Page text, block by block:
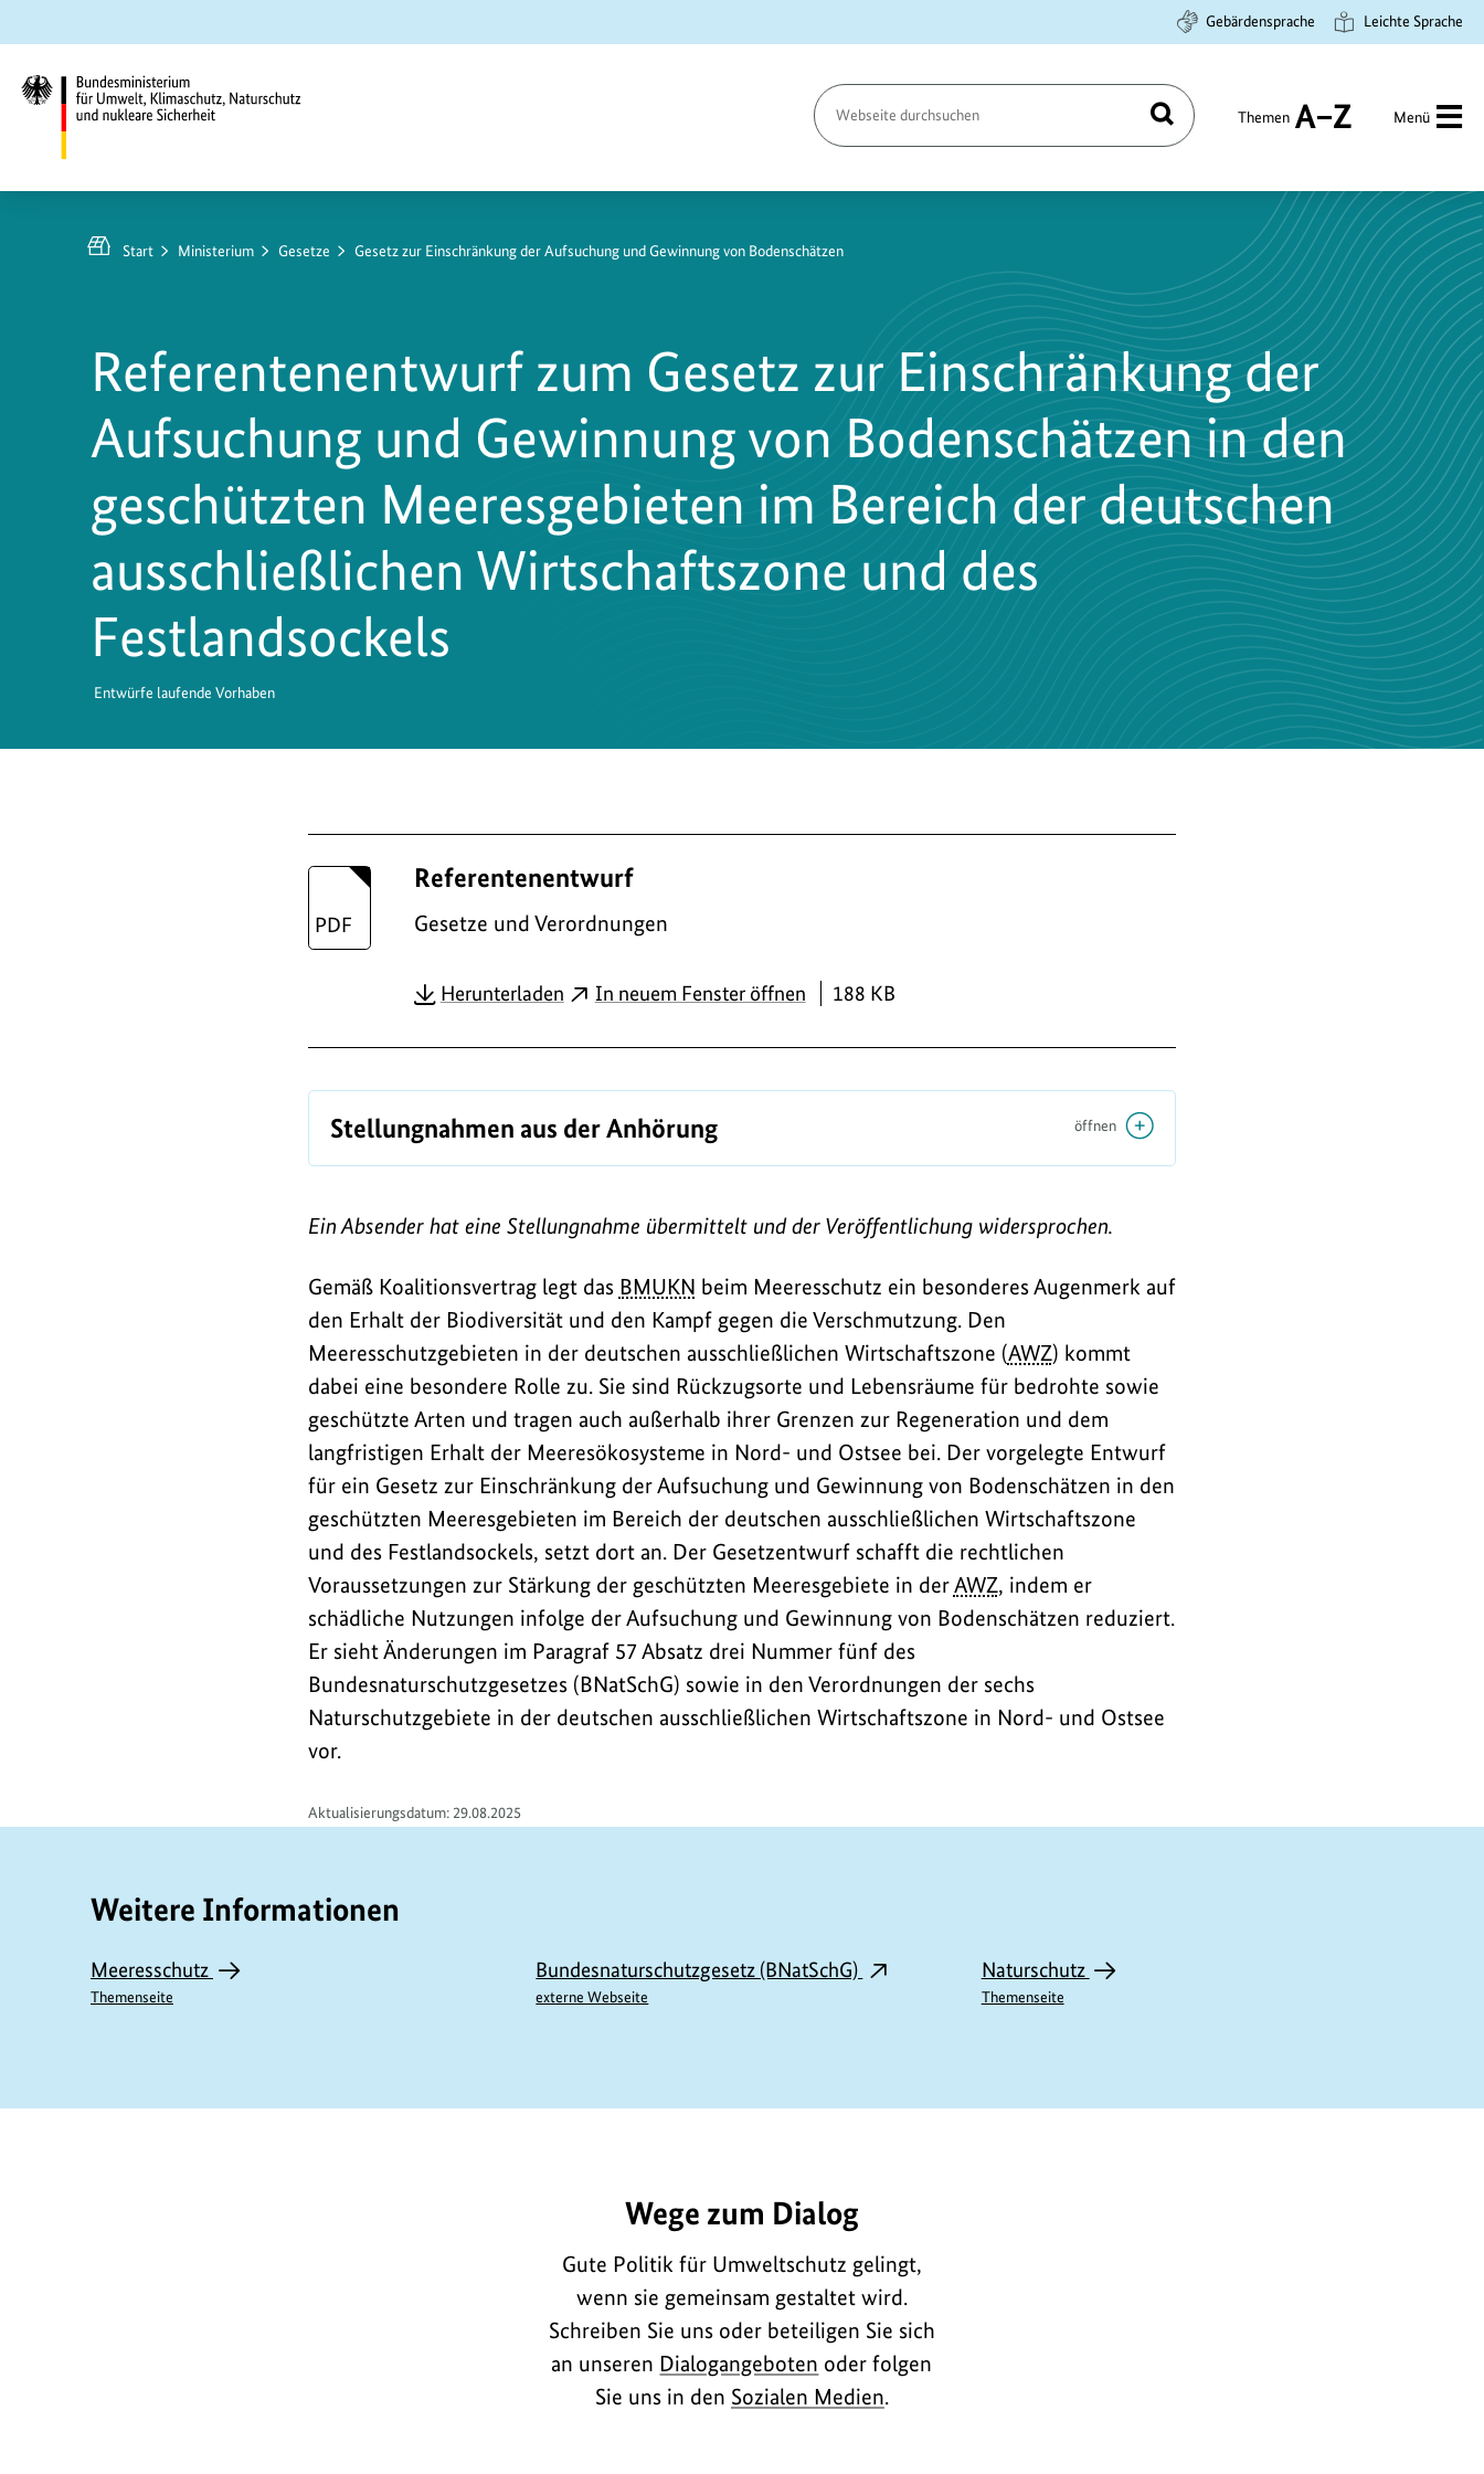
Hauptinhalt
springen
Suche
springen
Hauptnavigation
springen
Gebärdensprache Leichte Sprache
Umwelt,
Klimaschutz,
Sicherheit
Seite
durchsuchen
Suchen Themen
A
Menü
Start Ministerium Gesetze Gesetz zur Einschränkung der Aufsuchung und Gewinnung von Bodenschätzen
Referentenentwurf zum Gesetz zur Einschränkung der
Aufsuchung und Gewinnung von Bodenschätzen in den
geschützten Meeresgebieten im Bereich der deutschen
ausschließlichen Wirtschaftszone und des
Festlandsockels
Entwürfe laufende Vorhaben
w
o
a
s
L
i
n
k
s
Referentenentwurf
Gesetze und Verordnungen
HerunterladenPDFIn neuem Fenster öffnen 188 KB
Stellungnahmen aus der Anhörung öffnen
Ein Absender hat eine Stellungnahme übermittelt und der Veröffentlichung widersprochen.
Gemäß Koalitionsvertrag legt das BMUKN beim Meeresschutz ein besonderes Augenmerk auf
den Erhalt der Biodiversität und den Kampf gegen die Verschmutzung. Den
Meeresschutzgebieten in der deutschen ausschließlichen Wirtschaftszone (AWZ) kommt
dabei eine besondere Rolle zu. Sie sind Rückzugsorte und Lebensräume für bedrohte sowie
geschützte Arten und tragen auch außerhalb ihrer Grenzen zur Regeneration und dem
langfristigen Erhalt der Meeresökosysteme in Nord- und Ostsee bei. Der vorgelegte Entwurf
für ein Gesetz zur Einschränkung der Aufsuchung und Gewinnung von Bodenschätzen in den
geschützten Meeresgebieten im Bereich der deutschen ausschließlichen Wirtschaftszone
und des Festlandsockels, setzt dort an. Der Gesetzentwurf schafft die rechtlichen
Voraussetzungen zur Stärkung der geschützten Meeresgebiete in derAWZ, indem er
schädliche Nutzungen infolge der Aufsuchung und Gewinnung von Bodenschätzen reduziert.
Er sieht Änderungen im Paragraf 57 Absatz drei Nummer fünf des
Bundesnaturschutzgesetzes (BNatSchG) sowie in den Verordnungen der sechs
Naturschutzgebiete in der deutschen ausschließlichen Wirtschaftszone in Nord- und Ostsee
vor.
Aktualisierungsdatum: 29.08.2025
Weitere Informationen
Meeresschutz
Themenseite
Bundesnaturschutzgesetz (BNatSchG)
externe Webseite
Naturschutz
Themenseite
Wege zum Dialog
Gute Politik für Umweltschutz gelingt,
wenn sie gemeinsam gestaltet wird.
Schreiben Sie uns oder beteiligen Sie sich
an unseren Dialogangeboten oder folgen
Sie uns in den Sozialen Medien.